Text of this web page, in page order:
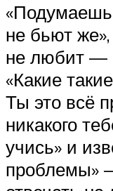
не бьют
не любит —
«Какие
Ты это всё
никакого
учись» и
проблемы»